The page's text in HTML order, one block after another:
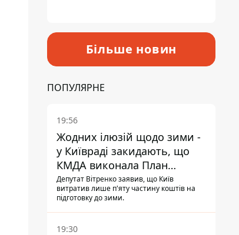
Більше новин
ПОПУЛЯРНЕ
19:56
Жодних ілюзій щодо зими -
у Київраді закидають, що
КМДА виконала План
стійкості на 20%
Депутат Вітренко заявив, що Київ
витратив лише п'яту частину коштів на
підготовку до зими.
19:30